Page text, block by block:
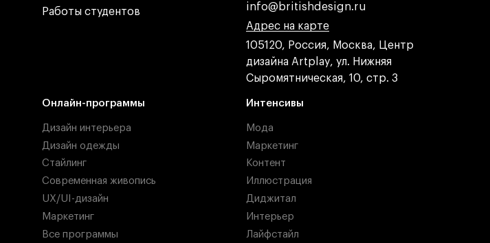
Работы студентов
Работы студентов
info@britishdesign.ru
info@britishdesign.ru
Адрес на карте
Адрес на карте
Адрес на карте
105120, Россия, Москва, Центр
дизайна Artplay, ул. Нижняя
Сыромятническая, 10, стр. 3
Онлайн-программы
Дизайн интерьера
Дизайн одежды
Стайлинг
Современная живопись
UX/UI-дизайн
Маркетинг
Все программы
Интенсивы
Мода
Маркетинг
Контент
Иллюстрация
Диджитал
Интерьер
Лайфстайл